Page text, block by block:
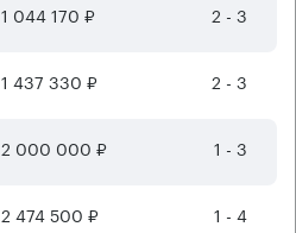
1 044 170 ₽ 2 - 3
1 437 330 ₽ 2 - 3
2 000 000 ₽ 1 - 3
2 474 500 ₽ 1 - 4